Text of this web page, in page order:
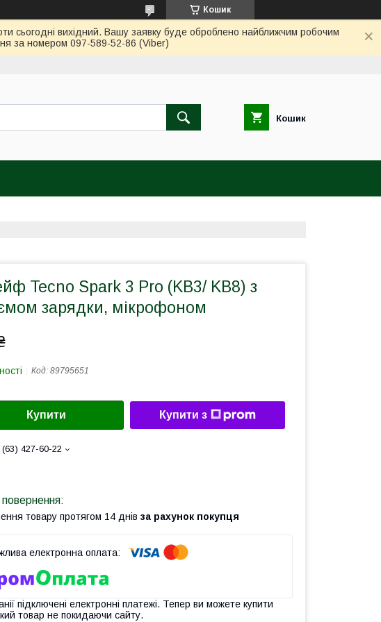
Кошик
сьогодні вихідний. Вашу заявку буде оброблено найближчим робочим
за номером 097-589-52-86 (Viber)
Кошик
Tecno Spark 3 Pro (KB3/ KB8) з
зарядки, мікрофоном
Код: 89795651
Купити Купити з
(63) 427-60-22
товару протягом 14 днів за рахунок покупця
підключені електронні платежі. Тепер ви можете купити
товар не покидаючи сайту.